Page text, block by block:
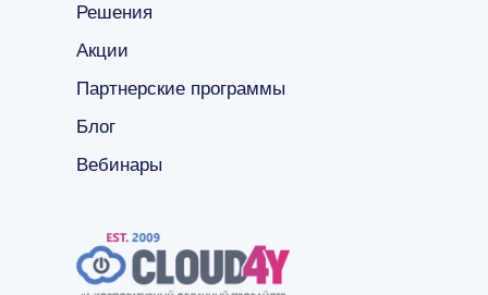
Решения
Акции
Партнерские программы
Блог
Вебинары